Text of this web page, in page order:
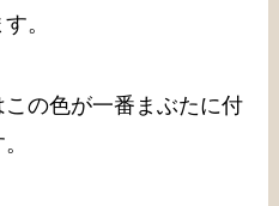
。
の色が一番まぶたに付